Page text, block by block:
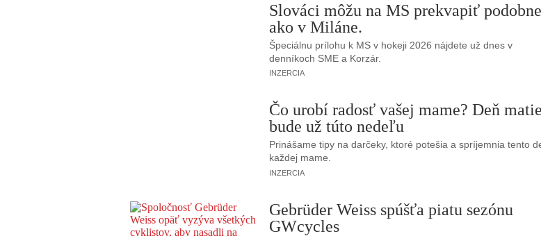
Slováci môžu na MS prekvapiť podobne
ako v Miláne.
Špeciálnu prílohu k MS v hokeji 2026 nájdete už dnes v
denníkoch SME a Korzár.
INZERCIA
Čo urobí radosť vašej mame? Deň
bude už túto nedeľu
Prinášame tipy na darčeky, ktoré potešia a spríjemnia tento
každej mame.
INZERCIA
Gebrüder Weiss spúšťa piatu sezónu
GWcycles